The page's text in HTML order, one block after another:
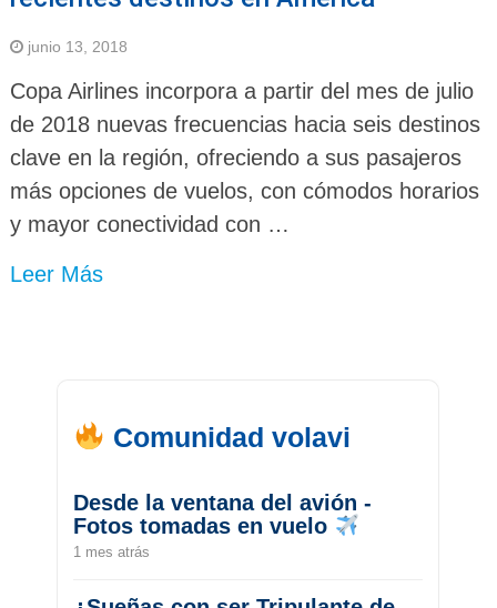
junio 13, 2018
Copa Airlines incorpora a partir del mes de julio
de 2018 nuevas frecuencias hacia seis destinos
clave en la región, ofreciendo a sus pasajeros
más opciones de vuelos, con cómodos horarios
y mayor conectividad con …
Leer Más
Comunidad volavi
Desde la ventana del avión -
Fotos tomadas en vuelo
1 mes atrás